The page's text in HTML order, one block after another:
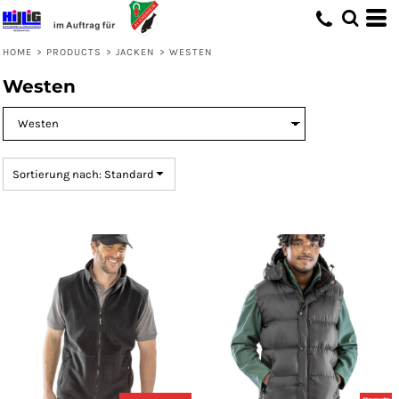
HOME > PRODUCTS > JACKEN > WESTEN
Westen
Sortierung nach: Standard
Standard